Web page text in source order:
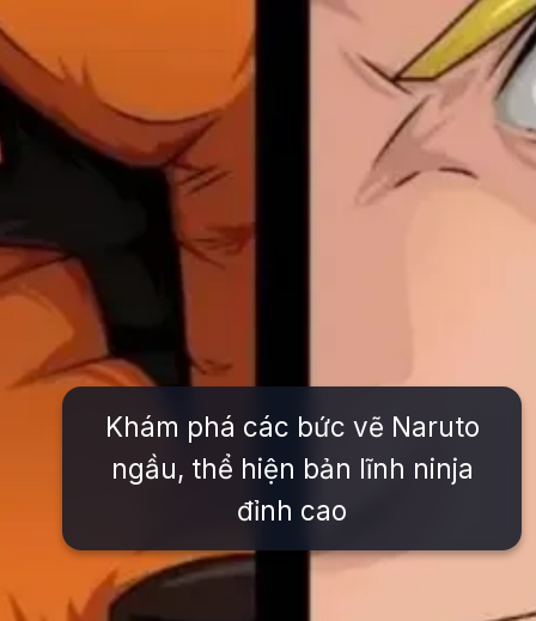
Khám phá các bức vẽ Naruto
ngầu, thể hiện bản lĩnh ninja
đỉnh cao